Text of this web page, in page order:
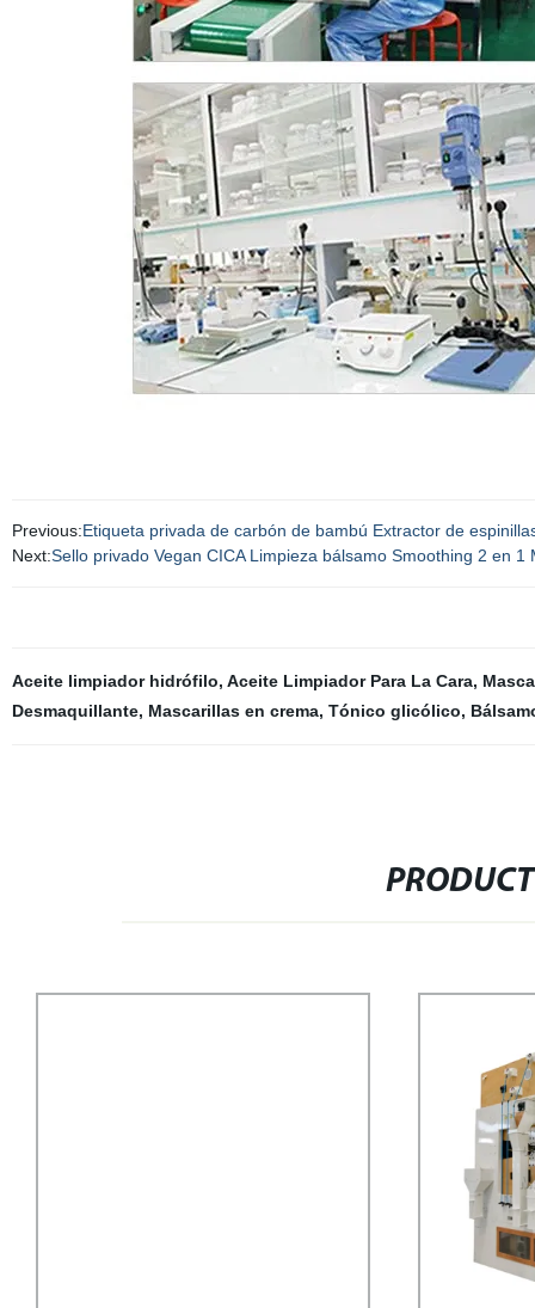
Previous:Etiqueta privada de carbón de bambú Extractor de
Next:Sello privado Vegan CICA Limpieza bálsamo Smoothing 2 en
Aceite limpiador hidrófilo, Aceite Limpiador Para La Cara,
Desmaquillante, Mascarillas en crema, Tónico glicólico,